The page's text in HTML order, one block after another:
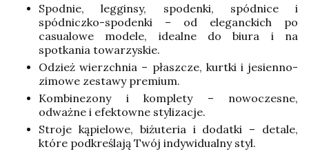
Spodnie, legginsy, spodenki, spódnice i
spódniczko-spodenki – od eleganckich po
casualowe modele, idealne do biura i na
spotkania towarzyskie.
Odzież wierzchnia – płaszcze, kurtki i jesienno-
zimowe zestawy premium.
Kombinezony i komplety – nowoczesne,
odważne i efektowne stylizacje.
Stroje kąpielowe, biżuteria i dodatki – detale,
które podkreślają Twój indywidualny styl.